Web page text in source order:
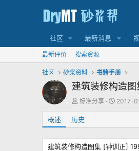
社区 最新消息
最新评价 搜索资源
社区 砂浆资料 书籍手册
建筑装修构造
作
标准分享
创
期
2017-
概述 历史
建筑装修构造图集 [钟训正]